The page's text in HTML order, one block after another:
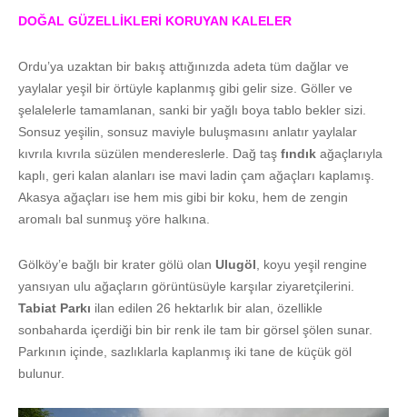
DOĞAL GÜZELLİKLERİ KORUYAN KALELER
Ordu’ya uzaktan bir bakış attığınızda adeta tüm dağlar ve
yaylalar yeşil bir örtüyle kaplanmış gibi gelir size. Göller ve
şelalelerle tamamlanan, sanki bir yağlı boya tablo bekler sizi.
Sonsuz yeşilin, sonsuz maviyle buluşmasını anlatır yaylalar
kıvrıla kıvrıla süzülen mendereslerle. Dağ taş fındık ağaçlarıyla
kaplı, geri kalan alanları ise mavi ladin çam ağaçları kaplamış.
Akasya ağaçları ise hem mis gibi bir koku, hem de zengin
aromalı bal sunmuş yöre halkına.
Gölköy’e bağlı bir krater gölü olan Ulugöl , koyu yeşil rengine
yansıyan ulu ağaçların görüntüsüyle karşılar ziyaretçilerini.
Tabiat Parkı ilan edilen 26 hektarlık bir alan, özellikle
sonbaharda içerdiği bin bir renk ile tam bir görsel şölen sunar.
Parkının içinde, sazlıklarla kaplanmış iki tane de küçük göl
bulunur.